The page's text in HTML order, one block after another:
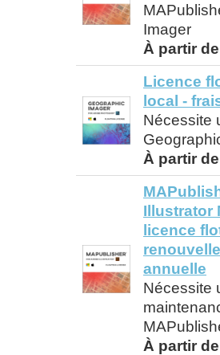
Imager
À partir
Licence
local -
Nécessite
À partir
Illustrator
licence
annuelle
Nécessite
À partir